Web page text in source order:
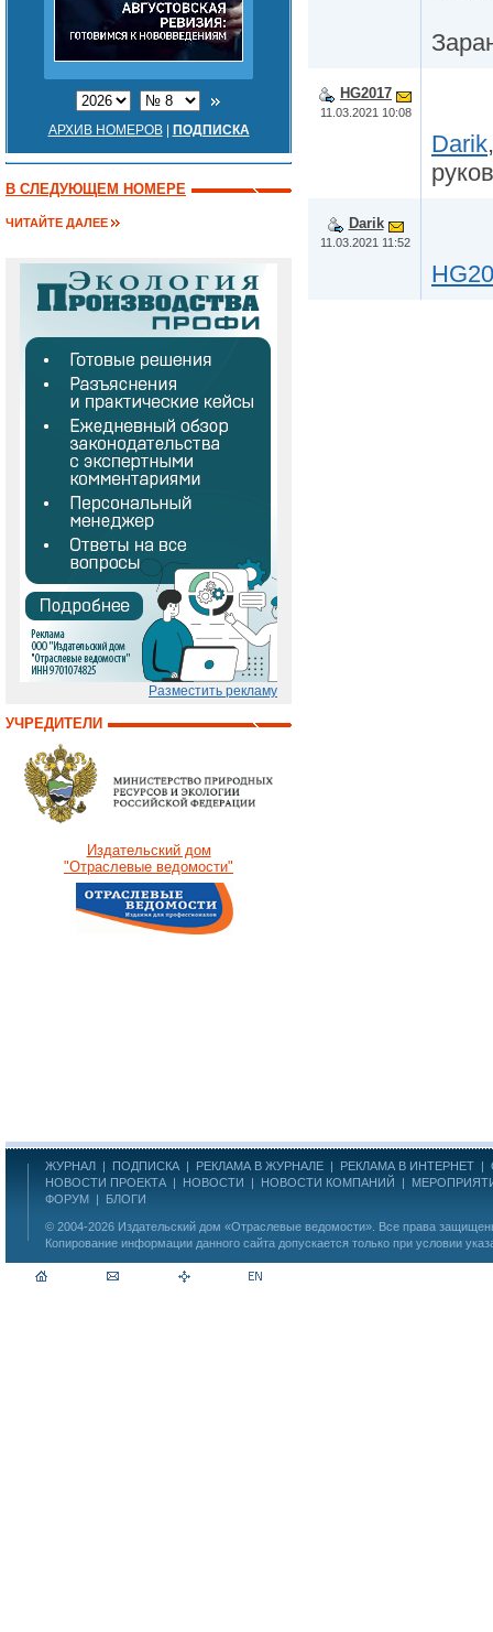
АРХИВ НОМЕРОВ| ПОДПИСКА
В СЛЕДУЮЩЕМ НОМЕРЕ
ЧИТАЙТЕ ДАЛЕЕ
Разместить рекламу
УЧРЕДИТЕЛИ
Издательский дом
"Отраслевые ведомости"
HG2017
11.03.2021 10:08
Darik
Darik
11.03.2021 11:52
ЖУРНАЛ | ПОДПИСКА | РЕКЛАМА В ЖУРНАЛЕ | РЕКЛАМА В ИНТЕРНЕТ |
НОВОСТИ ПРОЕКТА | НОВОСТИ | НОВОСТИ КОМПАНИЙ |
ФОРУМ | БЛОГИ
© 2004-2026 Издательский дом «Отраслевые ведомости» . Все права
Копирование информации данного сайта допускается только при условии